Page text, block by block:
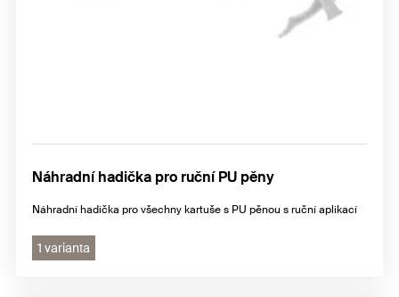
Náhradní hadička pro ruční PU pěny
Náhradní hadička pro všechny kartuše s PU pěnou s ruční aplikací
1 varianta